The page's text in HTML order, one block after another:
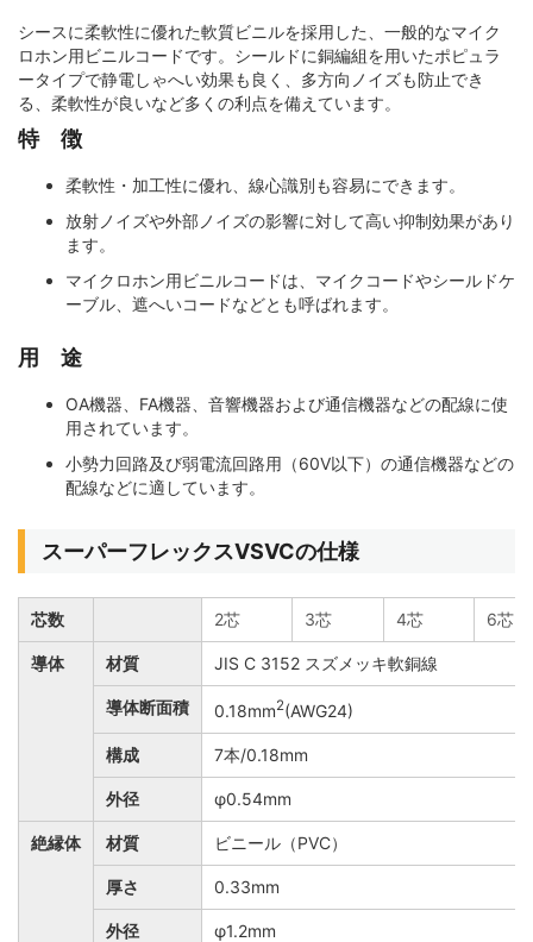
シースに柔軟性に優れた軟質ビニルを採用した、一般的なマイク
ロホン用ビニルコードです。シールドに銅編組を用いたポピュラ
ータイプで静電しゃへい効果も良く、多方向ノイズも防止でき
る、柔軟性が良いなど多くの利点を備えています。
特 徴
柔軟性・加工性に優れ、線心識別も容易にできます。
放射ノイズや外部ノイズの影響に対して高い抑制効果があり
ます。
マイクロホン用ビニルコードは、マイクコードやシールドケ
ーブル、遮へいコードなどとも呼ばれます。
用 途
OA機器、FA機器、音響機器および通信機器などの配線に使
用されています。
小勢力回路及び弱電流回路用（60V以下）の通信機器などの
配線などに適しています。
スーパーフレックスVSVCの仕様
芯数 2芯 3芯 4芯 6芯
導体 材質 JIS C 3152 スズメッキ軟銅線
導体断面積 0.18mm2(AWG24)
構成 7本/0.18mm
外径 φ0.54mm
絶縁体 材質 ビニール（PVC）
厚さ 0.33mm
外径 φ1.2mm